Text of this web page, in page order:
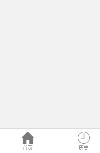
首页 历史